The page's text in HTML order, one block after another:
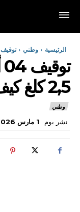
الرئيسية وطني توقيف 04 أشخاص وضبط قرابة 2,5 كلغ كيف معالج بالعاصمة
2,5 كلغ كيف معالج بالعاصمة
وطني
نشر يوم 1 مارس 2026